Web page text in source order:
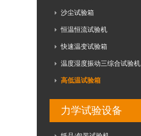
沙尘试验箱
恒温恒流试验机
快速温变试验箱
温度湿度振动三综合试验机
高低温试验箱
力学试验设备